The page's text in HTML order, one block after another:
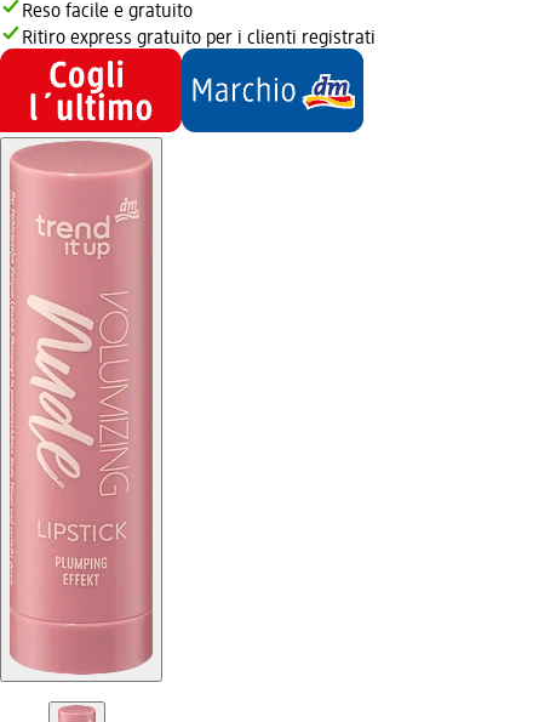
Reso facile e gratuito
Ritiro express gratuito per i clienti registrati